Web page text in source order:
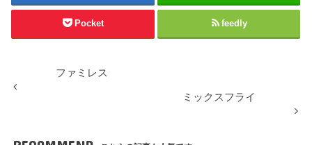
Pocket feedly
ファミレス
ミックスフライ